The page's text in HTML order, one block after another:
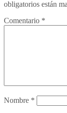
obligatorios están
Comentario *
Nombre *